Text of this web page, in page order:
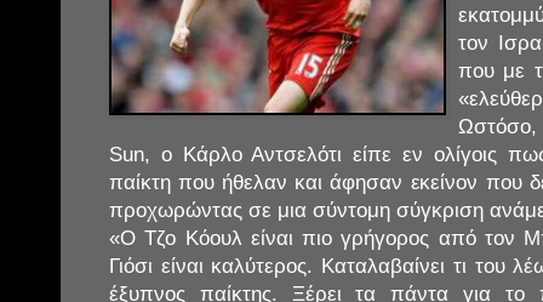
τον
που με
Sun, o Κάρλο Αντσελότι είπε εν ολίγοις
παίκτη που ήθελαν και άφησαν εκείνον που
προχωρώντας σε μια σύντομη σύγκριση
«Ο Τζο Κόουλ είναι πιο γρήγορος από τον
Γιόσι είναι καλύτερος. Καταλαβαίνει τι του
έξυπνος παίκτης. Ξέρει τα πάντα για το